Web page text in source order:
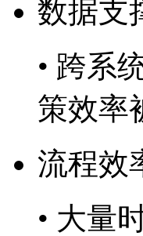
数据支
• 跨系统
策效率
流程效
• 大量